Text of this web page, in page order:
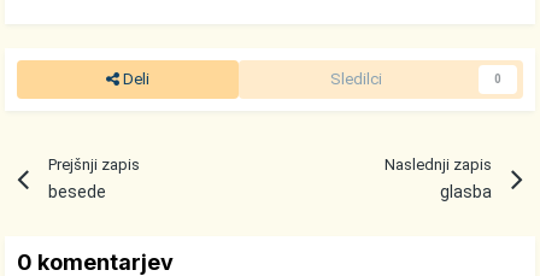
Deli Sledilci 0
Prejšnji zapis
besede
Naslednji zapis
glasba
0 komentarjev